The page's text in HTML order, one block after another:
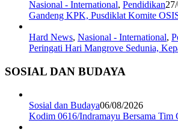
Nasional - International, Pendidikan
Gandeng KPK, Pusdiklat Komite
Hard News, Nasional - International,
Peringati Hari Mangrove Sedunia,
SOSIAL DAN BUDAYA
Sosial dan Budaya06/08/2026
Kodim 0616/Indramayu Bersama